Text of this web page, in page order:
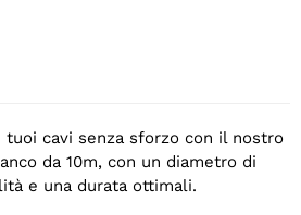
tuoi cavi senza sforzo con il nostro
da 10m, con un diametro di
e una durata ottimali.